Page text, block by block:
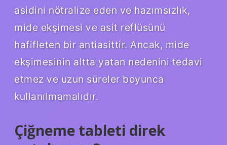
asidini nötralize eden ve hazımsızlık,
mide ekşimesi ve asit reflüsünü
hafifleten bir antiasittir. Ancak, mide
ekşimesinin altta yatan nedenini tedavi
etmez ve uzun süreler boyunca
kullanılmamalıdır.
Çiğneme tableti direk